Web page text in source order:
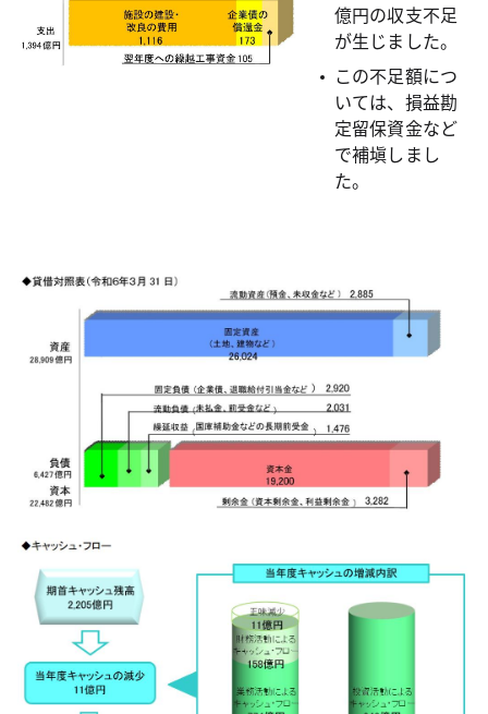
億円の収支不足
が生じました。
この不足額につ
いては、損益勘
定留保資金など
で補塡しまし
た。